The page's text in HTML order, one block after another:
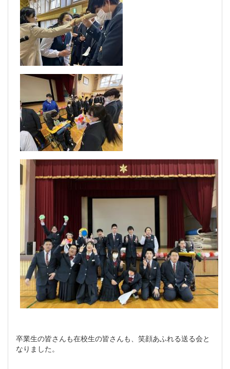
卒業生の皆さんも在校生の皆さんも、笑顔あふれる送る会と
なりました。